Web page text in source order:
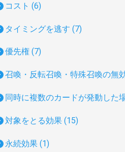
コスト (6)
タイミングを逃す (7)
優先権 (7)
召喚・反転召喚・特殊召喚の無
同時に複数のカードが発動した
対象をとる効果 (15)
永続効果 (1)